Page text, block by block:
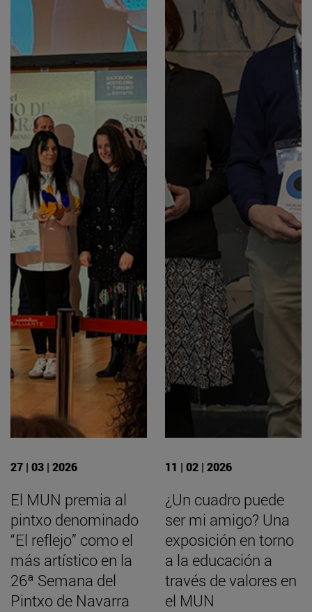
27 | 03 | 2026
El MUN premia al
pintxo denominado
“El reflejo” como el
más artístico en la
26ª Semana del
Pintxo de Navarra
11 | 02 | 2026
¿Un cuadro puede
ser mi amigo? Una
exposición en torno
a la educación a
través de valores en
el MUN